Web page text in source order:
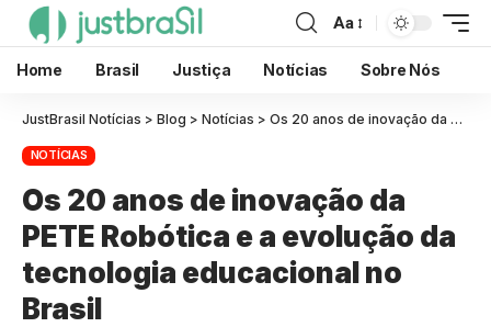
Aa
Home Brasil Justiça Notícias Sobre Nós
JustBrasil Notícias > Blog > Notícias > Os 20 anos de inovação da PETE Robótica e a evolução da tecnologia educacional no Brasil
NOTÍCIAS
Os 20 anos de inovação da
PETE Robótica e a evolução da
tecnologia educacional no
Brasil